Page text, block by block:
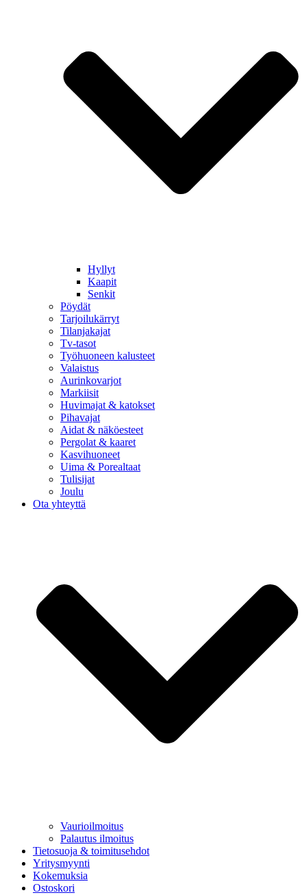
Hyllyt
Kaapit
Senkit
Pöydät
Tarjoilukärryt
Tilanjakajat
Tv-tasot
Työhuoneen kalusteet
Valaistus
Aurinkovarjot
Markiisit
Huvimajat & katokset
Pihavajat
Aidat & näköesteet
Pergolat & kaaret
Kasvihuoneet
Uima & Porealtaat
Tulisijat
Joulu
Ota yhteyttä
Vaurioilmoitus
Palautus ilmoitus
Tietosuoja & toimitusehdot
Yritysmyynti
Kokemuksia
Ostoskori